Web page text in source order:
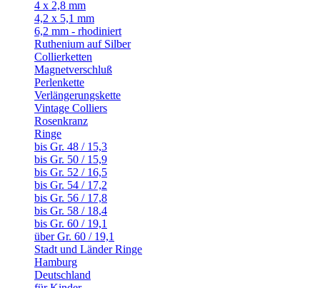
4 x 2,8 mm
4,2 x 5,1 mm
6,2 mm - rhodiniert
Ruthenium auf Silber
Collierketten
Magnetverschluß
Perlenkette
Verlängerungskette
Vintage Colliers
Rosenkranz
Ringe
bis Gr. 48 / 15,3
bis Gr. 50 / 15,9
bis Gr. 52 / 16,5
bis Gr. 54 / 17,2
bis Gr. 56 / 17,8
bis Gr. 58 / 18,4
bis Gr. 60 / 19,1
über Gr. 60 / 19,1
Stadt und Länder Ringe
Hamburg
Deutschland